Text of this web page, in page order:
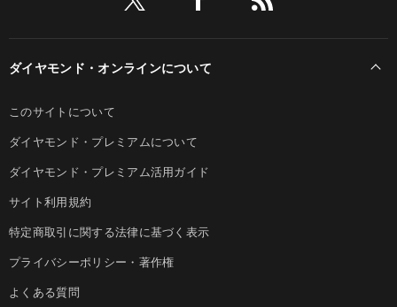
ダイヤモンド・オンラインについて
このサイトについて
ダイヤモンド・プレミアムについて
ダイヤモンド・プレミアム活用ガイド
サイト利用規約
特定商取引に関する法律に基づく表示
プライバシーポリシー・著作権
よくある質問